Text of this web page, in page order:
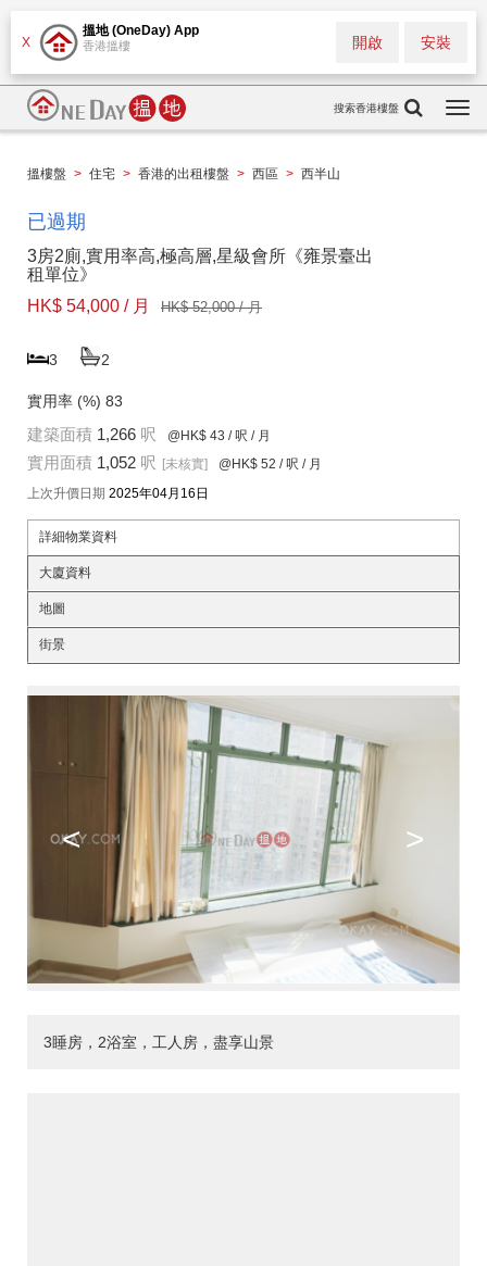
X
搵地 (OneDay) App
香港搵樓 安裝
開啟
搜索香港樓盤
搵樓盤 > 住宅 > 香港的出租樓盤 > 西區 > 西半山
已過期
3房2廁,實用率高,極高層,星級會所《雍景臺出
租單位》
HK$ 54,000 / 月
HK$ 52,000 / 月
3 2
實用率 (%) 83
建築面積 1,266 呎 @HK$ 43 / 呎 / 月
實用面積 1,052 呎 [未核實] @HK$ 52 / 呎 / 月
上次升價日期 2025年04月16日
詳細物業資料
大廈資料
地圖
街景
< >
3睡房，2浴室，工人房，盡享山景